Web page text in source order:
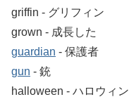
griffin ‐ グリフィン
grown ‐ 成長した
guardian ‐ 保護者
gun ‐ 銃
halloween ‐ ハロウィン